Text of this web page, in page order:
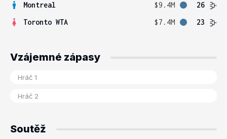
Montreal $9.4M
26
Toronto WTA
$7.4M 23
Vzájemné zápasy
Soutěž